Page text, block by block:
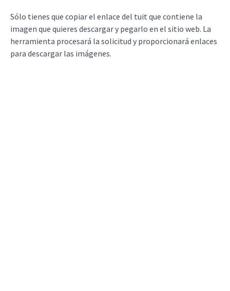
Sólo tienes que copiar el enlace del tuit que contiene la
imagen que quieres descargar y pegarlo en el sitio web. La
herramienta procesará la solicitud y proporcionará enlaces
para descargar las imágenes.